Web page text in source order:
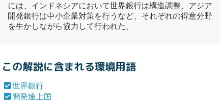
には、インドネシアにおいて世界銀行は構造調整、アジア
開発銀行は中小企業対策を行うなど、それぞれの得意分野
を生かしながら協力して行われた。
この解説に含まれる環境用語
世界銀行
開発途上国